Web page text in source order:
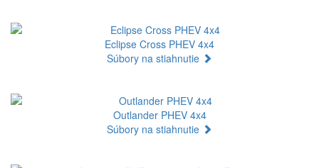
Eclipse Cross PHEV 4x4
Súbory na stiahnutie
Outlander PHEV 4x4
Súbory na stiahnutie